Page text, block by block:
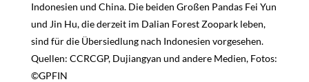
Indonesien und China. Die beiden Großen Pandas Fei Yun
und Jin Hu, die derzeit im Dalian Forest Zoopark leben,
sind für die Übersiedlung nach Indonesien vorgesehen.
Quellen: CCRCGP, Dujiangyan und andere Medien, Fotos:
©GPFIN